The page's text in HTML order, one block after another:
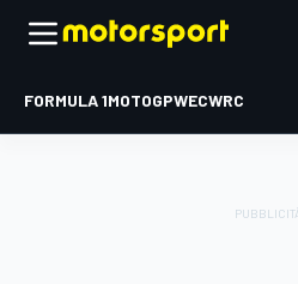
FORMULA 1MOTOGPWECWRC